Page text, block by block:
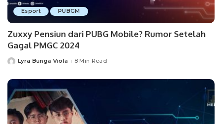
Esport PUBGM
Zuxxy Pensiun dari PUBG Mobile? Rumor Setelah
Gagal PMGC 2024
PostedLyra Bunga Viola 8 Min Read